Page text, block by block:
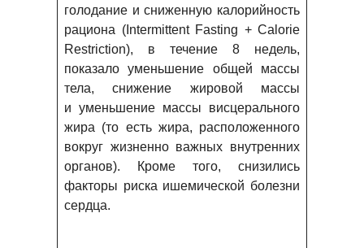
голодание и сниженную калорийность
рациона (Intermittent Fasting + Calorie
Restriction), в течение 8 недель,
показало уменьшение общей массы
тела, снижение жировой массы
и уменьшение массы висцерального
жира (то есть жира, расположенного
вокруг жизненно важных внутренних
органов). Кроме того, снизились
факторы риска ишемической болезни
сердца.